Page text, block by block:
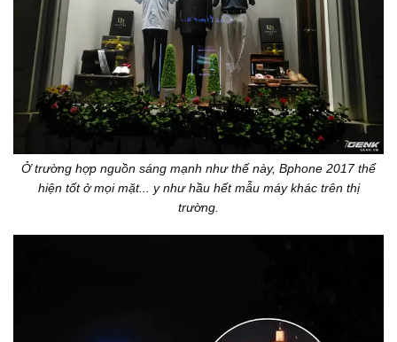
Ở trường hợp nguồn sáng mạnh như thế này, Bphone 2017 thể
hiện tốt ở mọi mặt... y như hầu hết mẫu máy khác trên thị
trường.